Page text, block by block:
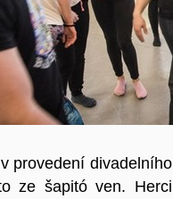
provedení divadelního
ze šapitó ven. Herci